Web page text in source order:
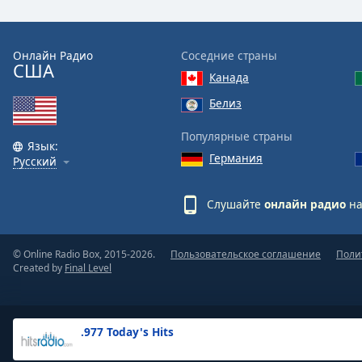
Text
Opacity
Background
.977 Today's Hits
Онлайн Радио
США
Язык:
Русский
Соседние страны
Канада
Белиз
Популярные страны
Германия
Слушайте онлайн радио
© Online Radio Box, 2015-2026.
Created by Final Level
Пользовательское соглашение